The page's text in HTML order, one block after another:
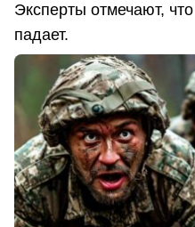
Эксперты отмечают,
падает.